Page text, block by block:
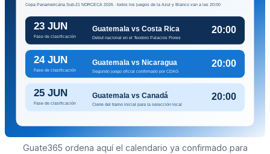
Guate365 ordena aquí el calendario ya confirmado para